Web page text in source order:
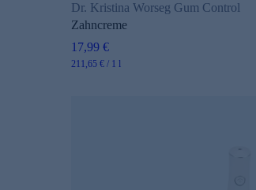
Dr. Kristina Worseg Gum Control
Zahncreme
17,99 €
211,65 € / 1 l